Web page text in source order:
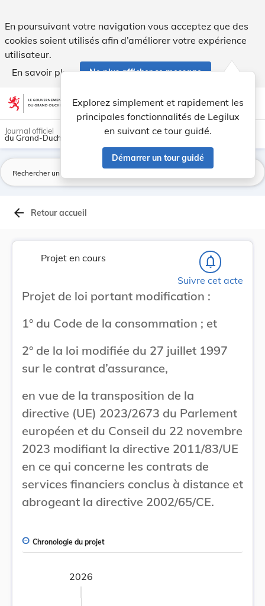
En poursuivant votre navigation vous acceptez que des
cookies soient utilisés afin d’améliorer votre expérience
utilisateur.
En savoir plus
Ne plus afficher ce message
Aller au contenu account_circle help Aide
Explorez simplement et rapidement les
principales fonctionnalités de Legilux
en suivant ce tour guidé.
Démarrer un tour guidé
light_mode dark_mode
Journal officiel
du Grand-Duché de Luxembourg
arrow_back Retour accueil
Projet en cours notifications_none
Suivre cet acte
Projet de loi portant modification :
1° du Code de la consommation ; et
2° de la loi modifiée du 27 juillet 1997
sur le contrat d’assurance,
en vue de la transposition de la
directive (UE) 2023/2673 du Parlement
européen et du Conseil du 22 novembre
2023 modifiant la directive 2011/83/UE
en ce qui concerne les contrats de
services financiers conclus à distance et
abrogeant la directive 2002/65/CE.
Chronologie du projet
2026